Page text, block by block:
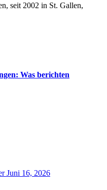
seit 2002 in St. Gallen,
Was berichten
Juni 16, 2026